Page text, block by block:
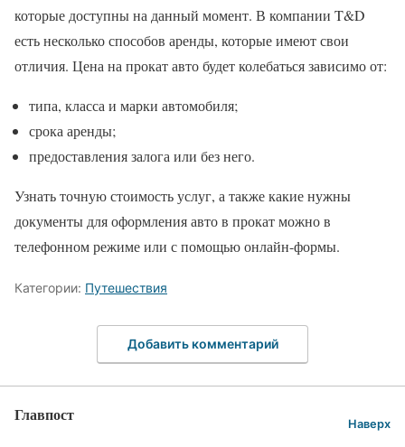
которые доступны на данный момент. В компании T&D
есть несколько способов аренды, которые имеют свои
отличия. Цена на прокат авто будет колебаться зависимо от:
типа, класса и марки автомобиля;
срока аренды;
предоставления залога или без него.
Узнать точную стоимость услуг, а также какие нужны
документы для оформления авто в прокат можно в
телефонном режиме или с помощью онлайн-формы.
Категории: Путешествия
Добавить комментарий
Главпост Наверх